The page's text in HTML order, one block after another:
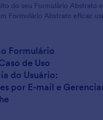
do seu Formulário
Formulário Abstrato eficaz
Formulário
de Uso
do Usuário:
por E-mail e